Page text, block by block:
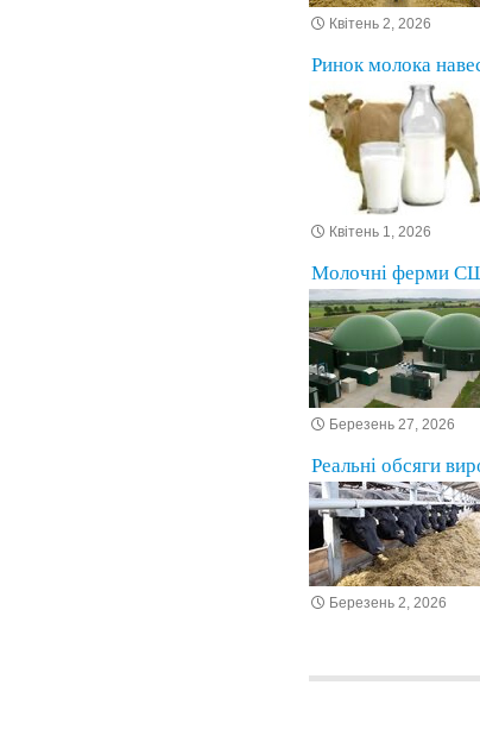
Квітень 2, 2026
Ринок молока
Квітень 1, 2026
Молочні ферми
Березень 27, 2026
Реальні обсяги
Березень 2, 2026